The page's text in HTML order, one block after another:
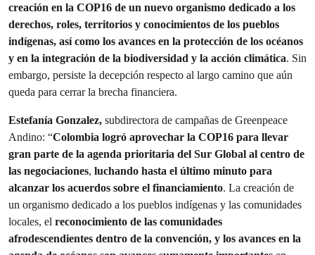
creación en la COP16 de un nuevo organismo dedicado a los
derechos, roles, territorios y conocimientos de los pueblos
indígenas, así como los avances en la protección de los océanos
y en la integración de la biodiversidad y la acción climática. Sin
embargo, persiste la decepción respecto al largo camino que aún
queda para cerrar la brecha financiera.
Estefanía Gonzalez, subdirectora de campañas de Greenpeace
Andino: “Colombia logró aprovechar la COP16 para llevar
gran parte de la agenda prioritaria del Sur Global al centro de
las negociaciones, luchando hasta el último minuto para
alcanzar los acuerdos sobre el financiamiento. La creación de
un organismo dedicado a los pueblos indígenas y las comunidades
locales, el reconocimiento de las comunidades
afrodescendientes dentro de la convención, y los avances en la